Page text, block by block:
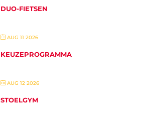
DUO-FIETSEN
AUG 11 2026
KEUZEPROGRAMMA
AUG 12 2026
STOELGYM